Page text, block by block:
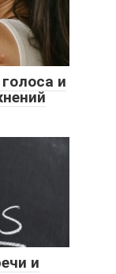
и
и